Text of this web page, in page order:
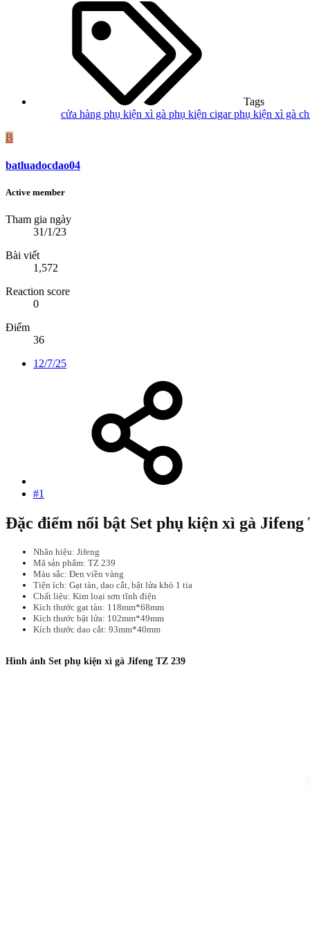
Tags
cửa hàng phụ kiện xì gà phụ kiện cigarphụ kiện xì gà
B
batluadocdao04
Active member
Tham gia ngày
31/1/23
Bài viết
1,572
Reaction score
0
Điểm
36
12/7/25
#1
Đặc điểm nổi bật Set phụ kiện xì gà Jifeng
Nhãn hiệu: Jifeng
Mã sản phẩm: TZ 239
Màu sắc: Đen viền vàng
Tiện ích: Gạt tàn, dao cắt, bật lửa khò 1 tia
Chất liệu: Kim loại sơn tĩnh điện
Kích thước gạt tàn: 118mm*68mm
Kích thước bật lửa: 102mm*49mm
Kích thước dao cắt: 93mm*40mm
Hình ảnh Set phụ kiện xì gà Jifeng TZ 239